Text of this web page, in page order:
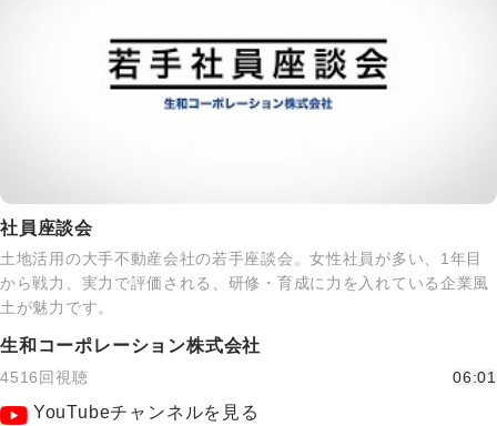
社員座談会
土地活用の大手不動産会社の若手座談会。女性社員が多い、1年目
から戦力、実力で評価される、研修・育成に力を入れている企業風
土が魅力です。
生和コーポレーション株式会社
4516回視聴 06:01
YouTubeチャンネルを見る